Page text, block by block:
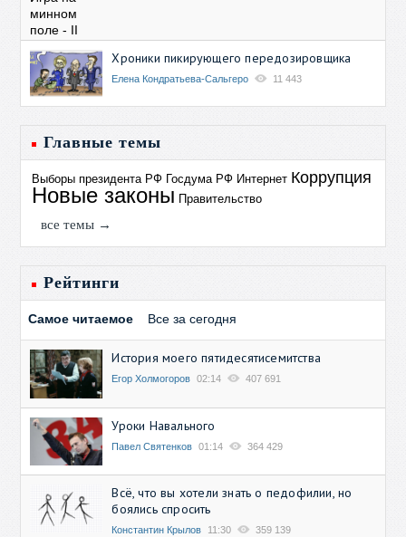
Хроники пикирующего передозировщика
Елена Кондратьева-Сальгеро 11 443
Главные темы
Выборы президента РФ Госдума РФ Интернет Коррупция
Новые законы Правительство
все темы →
Рейтинги
Самое читаемое Все за сегодня
История моего пятидесятисемитства
Егор Холмогоров 02:14 407 691
Уроки Навального
Павел Святенков 01:14 364 429
Всё, что вы хотели знать о педофилии, но
боялись спросить
Константин Крылов 11:30 359 139